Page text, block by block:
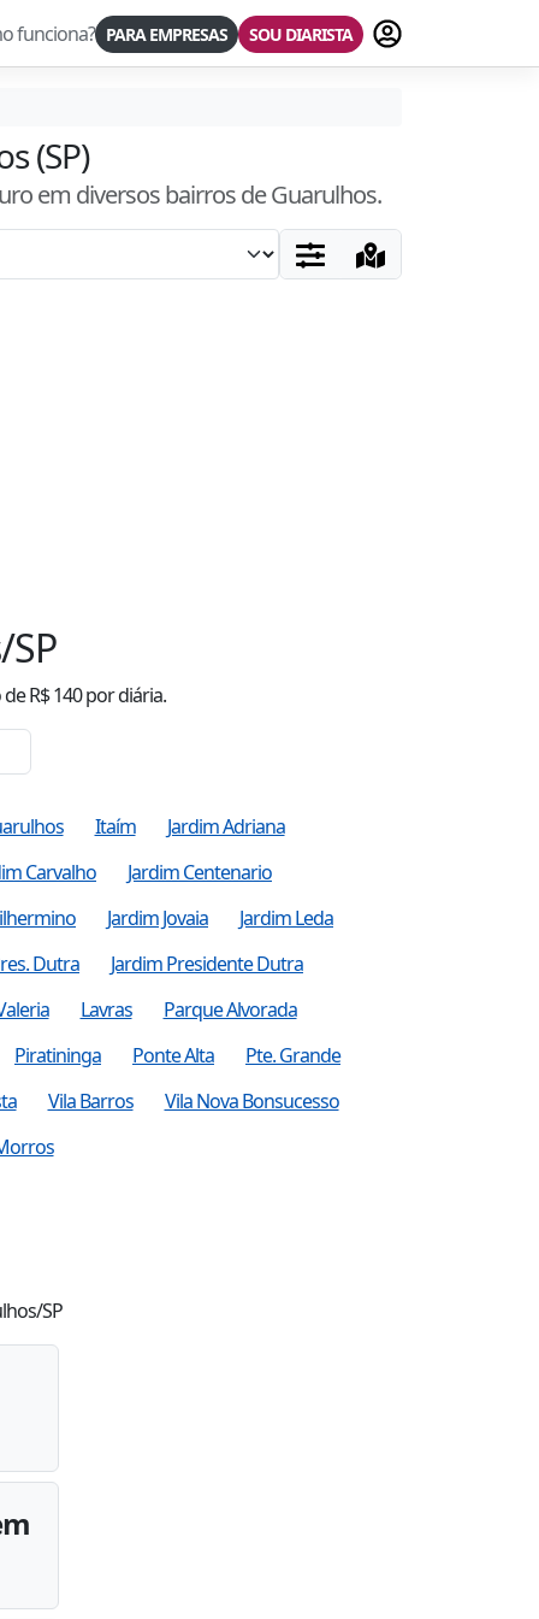
funciona? PARA EMPRESAS SOU DIARISTA Fazer login
(SP)
em diversos bairrosde Guarulhos.
de R$140por diária.
Itaím
Jardim Adriana
Carvalho
Jardim Centenario
Jardim Jovaia
Jardim Leda
Dutra
Jardim Presidente Dutra
Lavras
Parque Alvorada
Piratininga Ponte Alta
Pte. Grande
Vila Barros
Vila Nova Bonsucesso
SP